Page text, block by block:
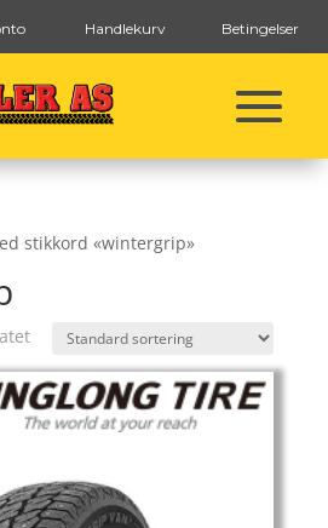
Handlekurv Betingelser
stikkord «wintergrip»